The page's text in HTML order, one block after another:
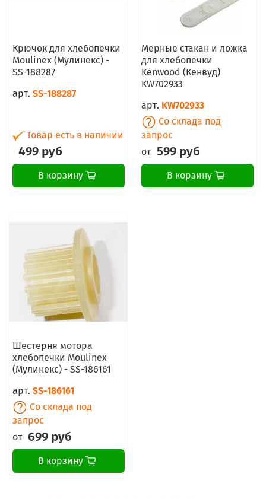
Крючок для хлебопечки
Moulinex (Мулинекс) -
SS-188287
арт. SS-188287
Товар есть в наличии
499 руб
В корзину
Мерные стакан и ложка
для хлебопечки
Kenwood (Кенвуд)
KW702933
арт. KW702933
Со склада под
запрос
от 599 руб
В корзину
Шестерня мотора
хлебопечки Moulinex
(Мулинекс) - SS-186161
арт. SS-186161
Со склада под
запрос
от 699 руб
В корзину